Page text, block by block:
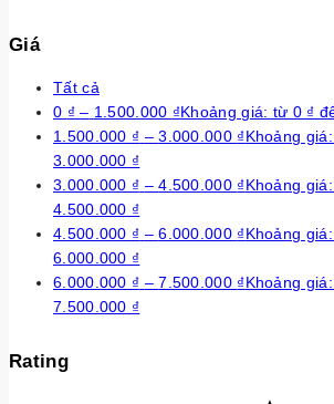
Giá
Tất cả
0 ₫ – 1.500.000 ₫Khoảng giá: từ 0 ₫
1.500.000 ₫ – 3.000.000 ₫Khoảng
3.000.000 ₫
3.000.000 ₫ – 4.500.000 ₫Khoảng
4.500.000 ₫
4.500.000 ₫ – 6.000.000 ₫Khoảng
6.000.000 ₫
6.000.000 ₫ – 7.500.000 ₫Khoảng
7.500.000 ₫
Rating